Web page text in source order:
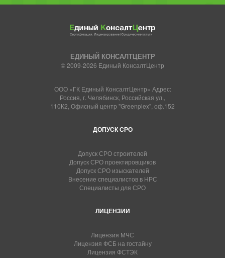
ЕДИНЫЙ КОНСАЛТЦЕНТР
© 2009-2026 Единый КонсалтЦентр
ООО «ГК Единый КонсалтЦентр» Адрес:
Россия, г. Челябинск, Российская ул.,
110К2, Офисный центр "Greenplex", оф.152
ДОПУСК СРО
Допуск СРО строителей
Допуск СРО проектировщиков
Допуск СРО изыскателей
Внесение специалистов в НРС
Специалисты для СРО
ЛИЦЕНЗИИ
Лицензия МЧС
Лицензия ФСБ на гостайну
Лицензия ФСТЭК